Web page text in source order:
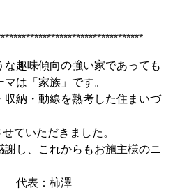
な趣味傾向の強い家であっても
は「家族」です。
納・動線を熟考した住まいづ
ていただきました。
謝し、これからもお施主様のニ
代表：柿澤